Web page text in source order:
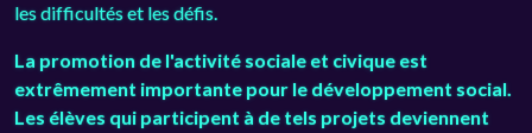
les difficultés et les défis.
La promotion de l'activité sociale et civique est
extrêmement importante pour le développement social.
Les élèves qui participent à de tels projets deviennent